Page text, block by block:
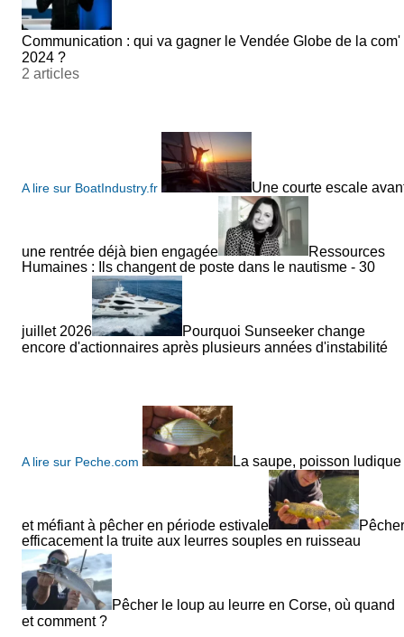
Communication : qui va gagner le Vendée Globe de la com'
2024 ?
2 articles
A lire sur BoatIndustry.fr Une courte escale
une rentrée déjà bien engagée
Ressources
Humaines : Ils changent de poste dans le nautisme - 30
juillet 2026
Pourquoi Sunseeker change
encore d'actionnaires après plusieurs années d'instabilité
A lire sur Peche.com La saupe, poisson ludique
et méfiant à pêcher en période estivale
Pêcher
efficacement la truite aux leurres souples en ruisseau
Pêcher le loup au leurre en Corse, où quand
et comment ?